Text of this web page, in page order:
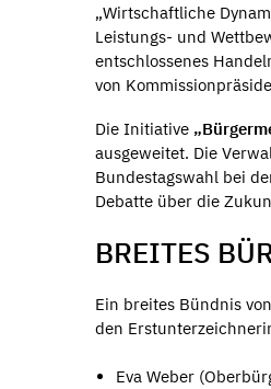
„Wirtschaftliche
Leistungs- und
entschlossenes
von
Die Initiative
ausgeweitet. Die
Bundestagswahl bei
Debatte über die
BREITES
Ein breites Bündnis
den
Eva Weber